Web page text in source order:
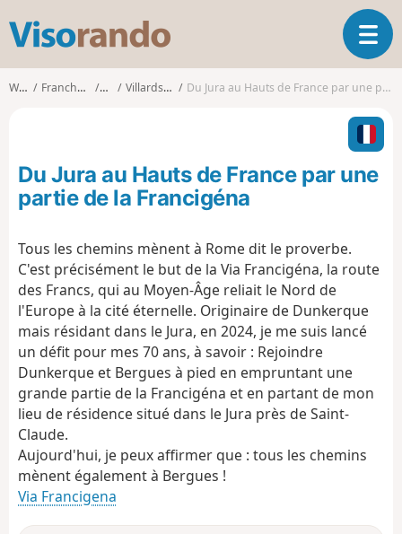
s
o
T
o
l
n
a
t
o
Walks Franche-Comté Jura Villards-d'Héria Du Jura au Hauts de France par une partie de la Francigéna
Du Jura au Hauts de France par une
partie de la Francigéna
Tous les chemins mènent à Rome dit le proverbe.
C'est précisément le but de la Via Francigéna, la route
des Francs, qui au Moyen-Âge reliait le Nord de
l'Europe à la cité éternelle. Originaire de Dunkerque
mais résidant dans le Jura, en 2024, je me suis lancé
un défit pour mes 70 ans, à savoir : Rejoindre
Dunkerque et Bergues à pied en empruntant une
grande partie de la Francigéna et en partant de mon
lieu de résidence situé dans le Jura près de Saint-
Claude.
Aujourd'hui, je peux affirmer que : tous les chemins
mènent également à Bergues !
Via Francigena